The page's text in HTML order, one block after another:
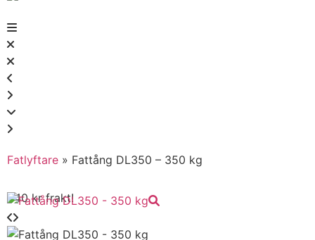
Fatlyftare » Fattång DL350 – 350 kg
240 kr frakt!